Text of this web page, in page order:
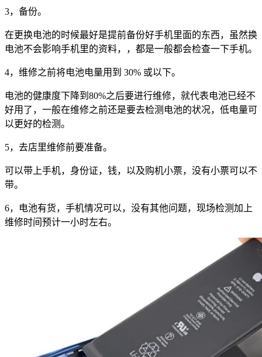
3，备份。
在更换电池的时候最好是提前备份好手机里面的东西，虽然换
电池不会影响手机里的资料，，都是一般都会检查一下手机。
4，维修之前将电池电量用到 30% 或以下。
电池的健康度下降到80%之后要进行维修，就代表电池已经不
好用了，一般在维修之前还是要去检测电池的状况，低电量可
以更好的检测。
5，去店里维修前要准备。
可以带上手机，身份证，钱，以及购机小票，没有小票可以不
带。
6，电池有货，手机情况可以，没有其他问题，现场检测加上
维修时间预计一小时左右。